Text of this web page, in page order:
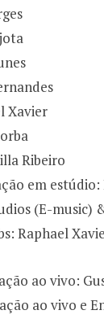
Xavier
Ribeiro
em
(E-music)
Raphael
ao vivo:
ao vivo e